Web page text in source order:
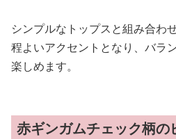
シンプルなトップスと組み合わ
程よいアクセントとなり、バラ
楽しめます。
赤ギンガムチェック柄の